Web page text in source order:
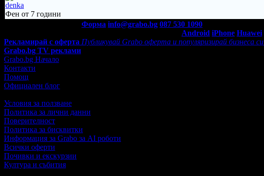
denka
Фен от 7 години
Форма info@grabo.bg 087 530 1090
Android iPhone Huawei
Рекламирай с оферта Публикувай Grabo оферта и популяризирай бизнеса си
Grabo.bg TV реклами
Grabo.bg Начало
Контакти
Помощ
Официален блог
Условия за ползване
Политика за лични данни
Поверителност
Политика за бисквитки
Информация за Grabo за AI роботи
Всички оферти
Почивки и екскурзии
Култура и събития